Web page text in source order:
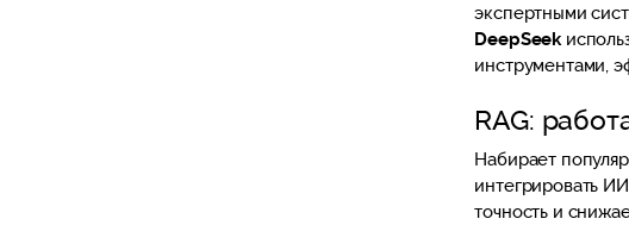
экспертными
DeepSeek
инструментами,
RAG:
Набирает
интегрировать
точность и